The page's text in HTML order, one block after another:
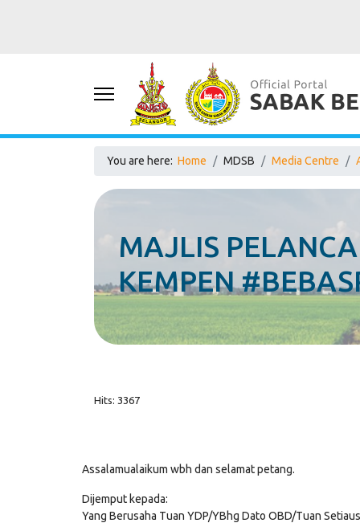
You are here: Home MDSB Media Centre
MAJLIS
KEMPEN
Hits: 3367
Assalamualaikum wbh dan selamat petang.
Dijemput kepada:
Yang Berusaha Tuan YDP/YBhg Dato OBD/Tuan